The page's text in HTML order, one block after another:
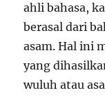
ahli bahasa,
berasal dari
asam. Hal ini
yang
wuluh atau